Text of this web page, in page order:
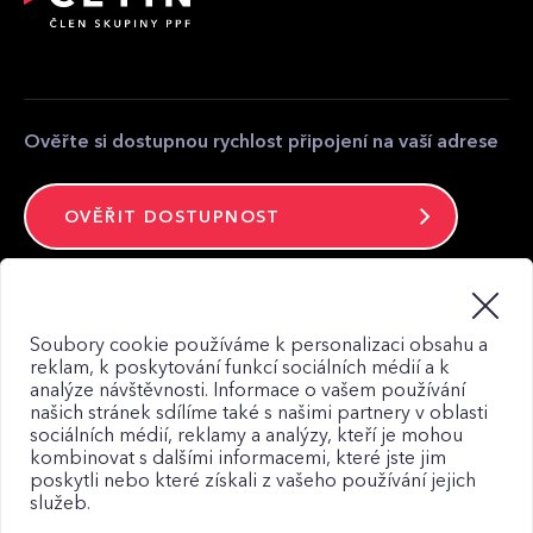
Partnerská zóna
Kontakt
Ověřte si dostupnou rychlost připojení na vaší adrese
OVĚŘIT DOSTUPNOST
Mapa webu
Zásady zpracování osobních údajů
Soubory cookie používáme k personalizaci obsahu a
reklam, k poskytování funkcí sociálních médií a k
analýze návštěvnosti. Informace o vašem používání
našich stránek sdílíme také s našimi partnery v oblasti
sociálních médií, reklamy a analýzy, kteří je mohou
kombinovat s dalšími informacemi, které jste jim
poskytli nebo které získali z vašeho používání jejich
služeb.